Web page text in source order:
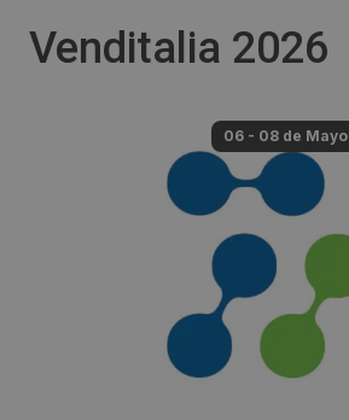
Venditalia 2026
06 - 08 de Mayo